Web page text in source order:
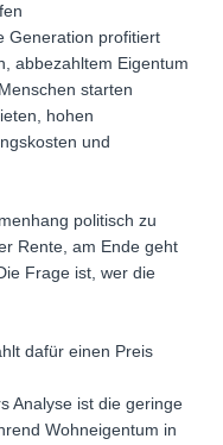
Generation profitiert
abbezahltem Eigentum
starten
hohen
und
politisch zu
Rente, am Ende geht
Frage ist, wer die
dafür einen Preis
Analyse ist die geringe
Wohneigentum in